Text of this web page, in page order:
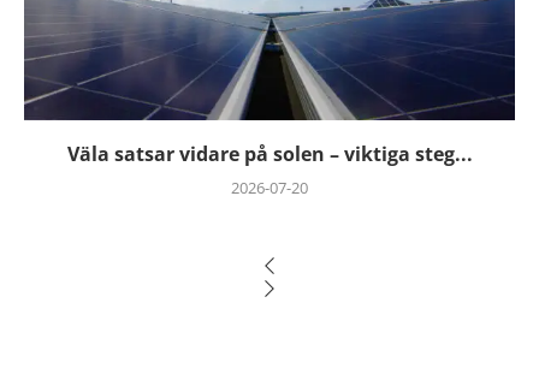
Väla satsar vidare på solen – viktiga steg...
2026-07-20